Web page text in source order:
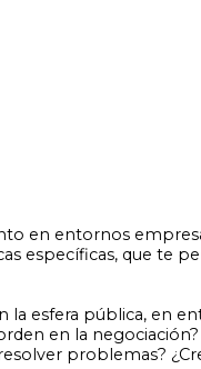
entornos internacionales,
¿Te preparas antes de
¿Creas valor antes de
esta obra postula un método
Método de
más de 50.000 ejemplares.